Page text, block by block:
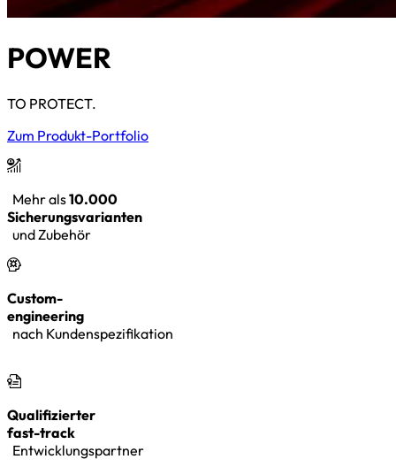
POWER
TO PROTECT.
Zum Produkt-Portfolio
Mehr als10.000
Sicherungsvarianten
und Zubehör
Custom-
engineering
nach Kundenspezifikation
Qualifizierter
fast-track
Entwicklungspartner